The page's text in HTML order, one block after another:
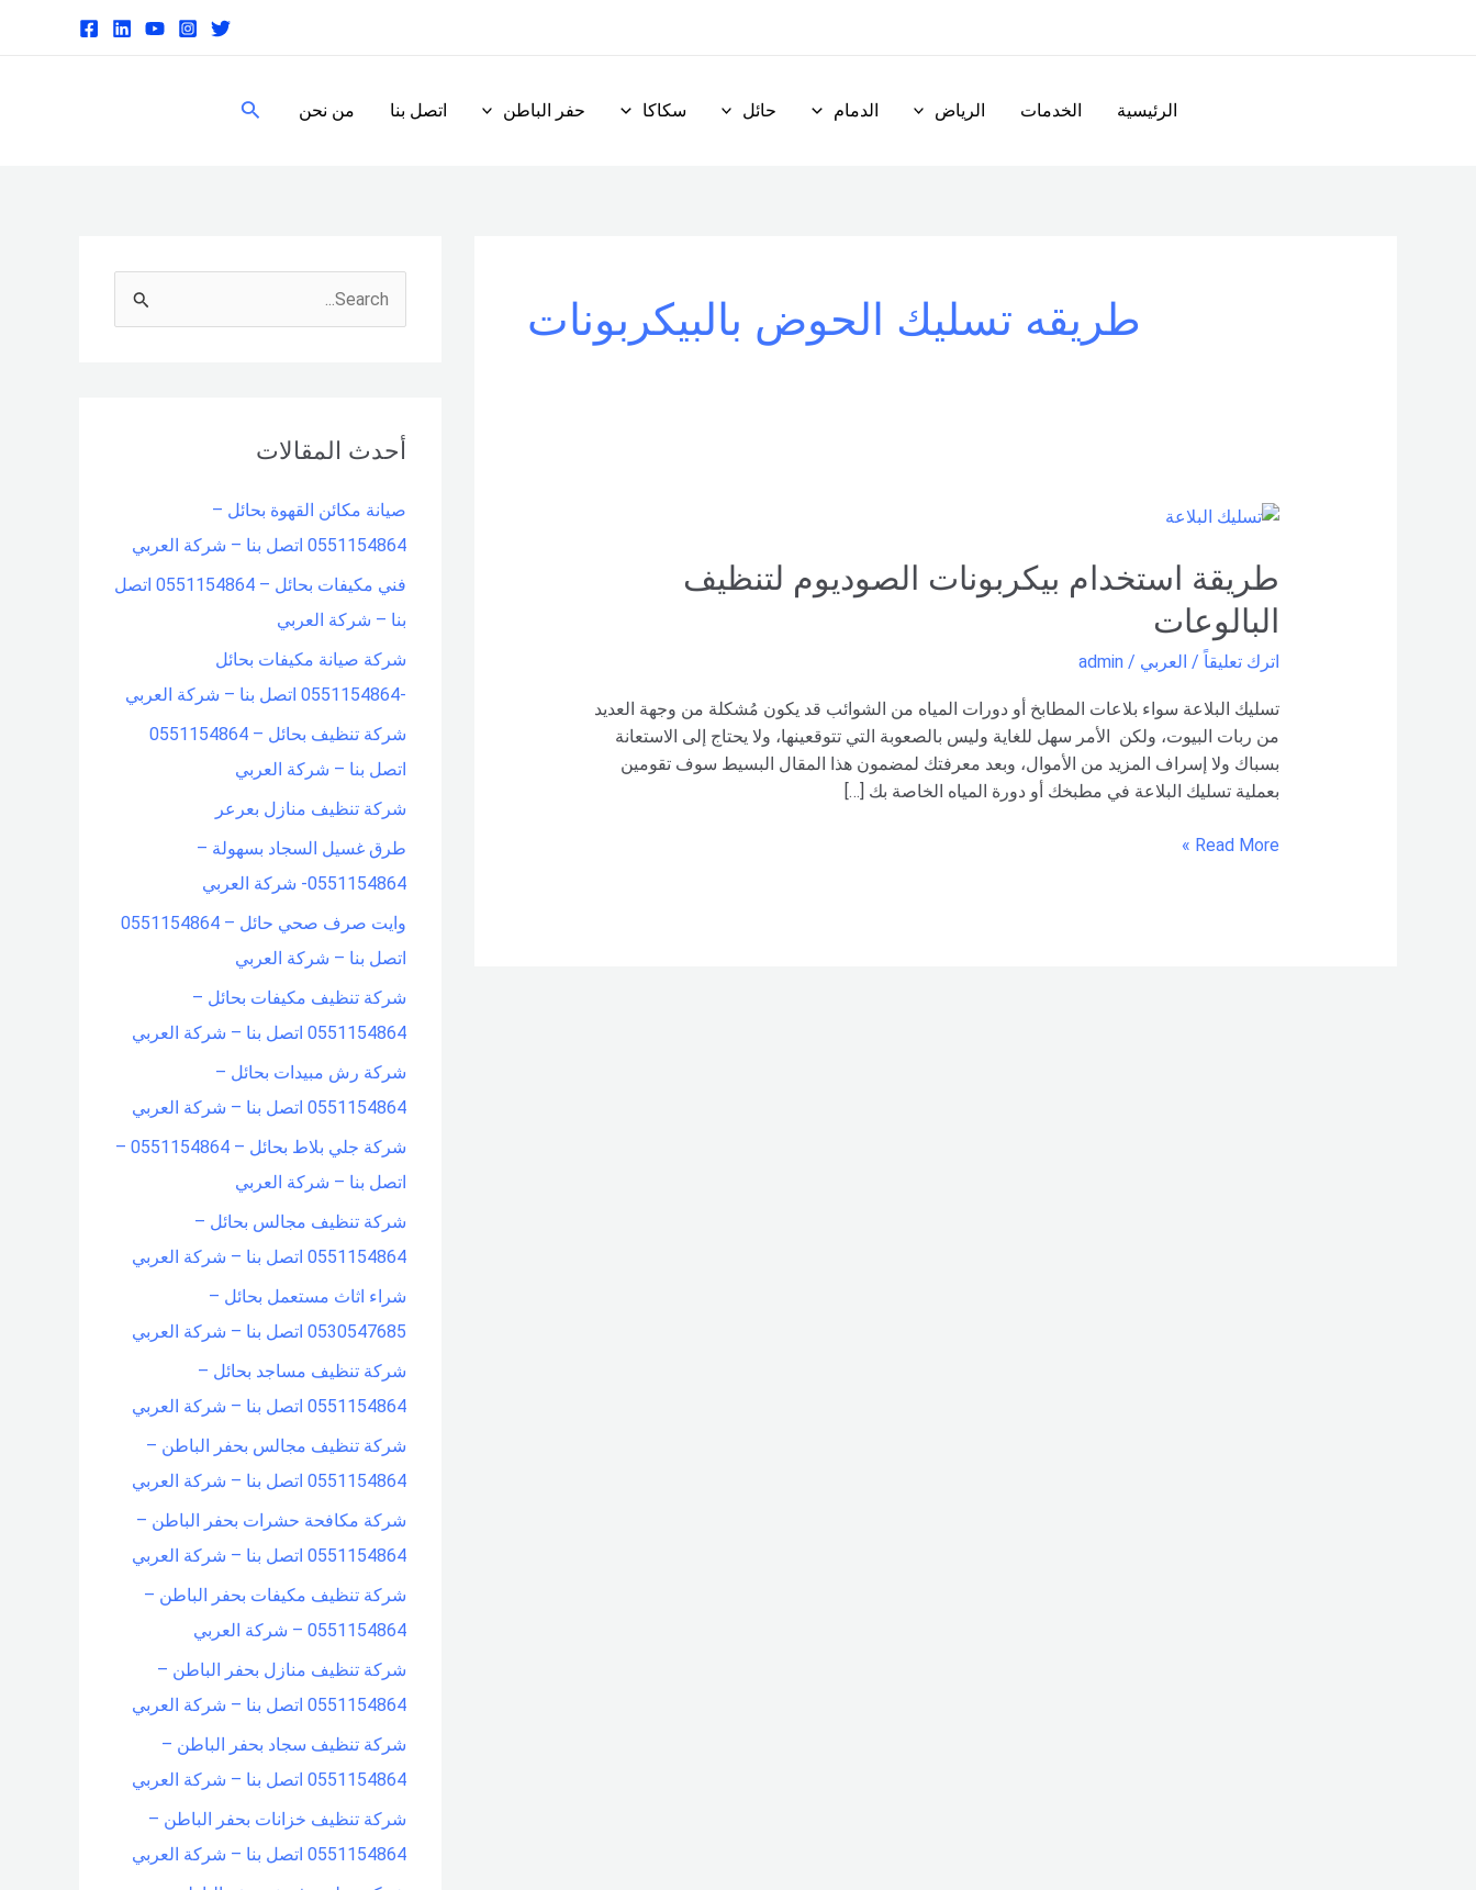
الرئيسية الخدمات الرياض الدمام حائل سكاكا حفر الباطن اتصل بنا من نحن البحث
طريقه تسليك الحوض بالبيكربونات
طريقة استخدام بيكربونات الصوديوم لتنظيف
البالوعات
اترك تعليقاً / العربي /
admin
تسليك البلاعة سواء بلاعات المطابخ أو دورات المياه من الشوائب قد يكون مُشكلة من وجهة العديد
من ربات البيوت، ولكن الأمر سهل للغاية وليس بالصعوبة التي تتوقعينها، ولا يحتاج إلى الاستعانة
بسباك ولا إسراف المزيد من الأموال، وبعد معرفتك لمضمون هذا المقال البسيط سوف تقومين
بعملية تسليك البلاعة في مطبخك أو دورة المياه الخاصة بك […]
طريقة
بيكربونات
الصوديوم
لتنظيف
البالوعات
Read More »
c
f
o
r
:
أحدث المقالات
صيانة مكائن القهوة بحائل –
0551154864 اتصل بنا – شركة العربي
فني مكيفات بحائل – 0551154864 اتصل
بنا – شركة العربي
شركة صيانة مكيفات بحائل
-0551154864 اتصل بنا – شركة العربي
شركة تنظيف بحائل – 0551154864
اتصل بنا – شركة العربي
شركة تنظيف منازل بعرعر
طرق غسيل السجاد بسهولة –
0551154864- شركة العربي
وايت صرف صحي حائل – 0551154864
اتصل بنا – شركة العربي
شركة تنظيف مكيفات بحائل –
0551154864 اتصل بنا – شركة العربي
شركة رش مبيدات بحائل –
0551154864 اتصل بنا – شركة العربي
شركة جلي بلاط بحائل – 0551154864 –
اتصل بنا – شركة العربي
شركة تنظيف مجالس بحائل –
0551154864 اتصل بنا – شركة العربي
شراء اثاث مستعمل بحائل –
0530547685 اتصل بنا – شركة العربي
شركة تنظيف مساجد بحائل –
0551154864 اتصل بنا – شركة العربي
شركة تنظيف مجالس بحفر الباطن –
0551154864 اتصل بنا – شركة العربي
شركة مكافحة حشرات بحفر الباطن –
0551154864 اتصل بنا – شركة العربي
شركة تنظيف مكيفات بحفر الباطن –
0551154864 – شركة العربي
شركة تنظيف منازل بحفر الباطن –
0551154864 اتصل بنا – شركة العربي
شركة تنظيف سجاد بحفر الباطن –
0551154864 اتصل بنا – شركة العربي
شركة تنظيف خزانات بحفر الباطن –
0551154864 اتصل بنا – شركة العربي